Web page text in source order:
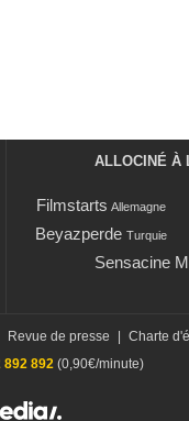
ALLOCINÉ À
Filmstarts Allemagne
Beyazperde Turquie
Sensacine
Revue de presse Charte
892 892 (0,90€/minute)